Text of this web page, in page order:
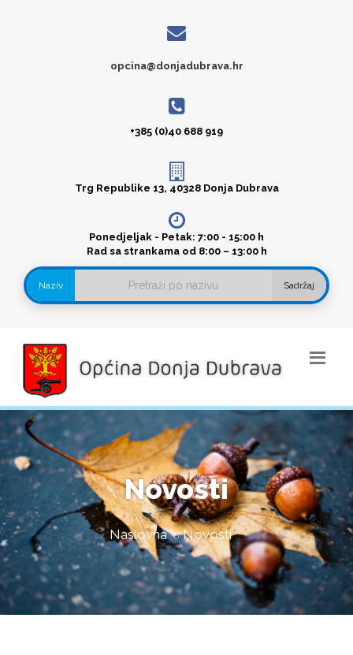
opcina@donjadubrava.hr
+385 (0)40 688 919
Trg Republike 13, 40328 Donja Dubrava
Ponedjeljak - Petak: 7:00 - 15:00 h
Rad sa strankama od 8:00 – 13:00 h
Naziv Sadržaj
Novosti
Naslovna Novosti